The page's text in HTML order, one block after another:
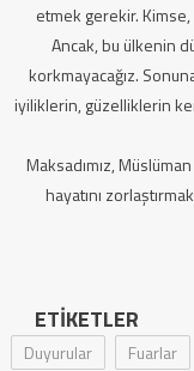
etmek gerekir.
Ancak, bu ülkenin
korkmayacağız.
iyiliklerin, güzelliklerin
Maksadımız,
hayatını
ETIKETLER
Duyurular Fuarlar